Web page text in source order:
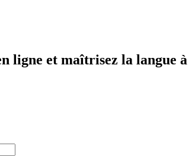
ligne et maîtrisez la langue